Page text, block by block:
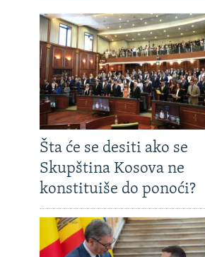
SVE KARTE DEJTONA
NASTANAK I RASPAD JUGOSLAVIJE
Šta će se desiti ako se
Skupština Kosova ne
konstituiše do ponoći?